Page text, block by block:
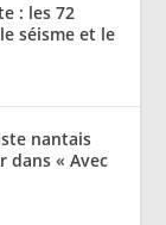
: les 72
séisme et le
nantais
dans « Avec